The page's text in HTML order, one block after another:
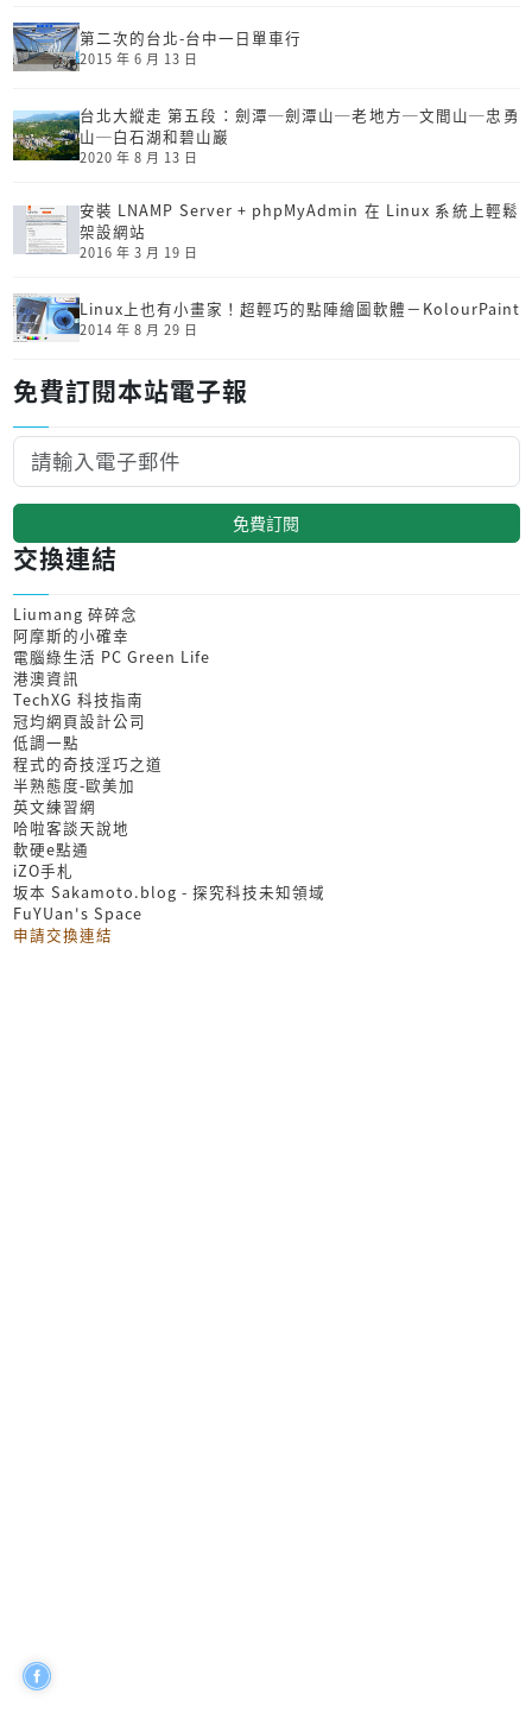
第二次的台北-台中一日單車行
2015 年 6 月 13 日
台北大縱走 第五段：劍潭─劍潭山─老地方─文間山─忠勇
山─白石湖和碧山巖
2020 年 8 月 13 日
安裝 LNAMP Server + phpMyAdmin 在 Linux 系統上輕鬆
架設網站
2016 年 3 月 19 日
Linux上也有小畫家！超輕巧的點陣繪圖軟體－KolourPaint
2014 年 8 月 29 日
免費訂閱本站電子報
免費訂閱
交換連結
Liumang 碎碎念
阿摩斯的小確幸
電腦綠生活 PC Green Life
港澳資訊
TechXG 科技指南
冠均網頁設計公司
低調一點
程式的奇技淫巧之道
半熟態度-歐美加
英文練習網
哈啦客談天說地
軟硬e點通
iZO手札
坂本 Sakamoto.blog - 探究科技未知領域
FuYUan's Space
申請交換連結